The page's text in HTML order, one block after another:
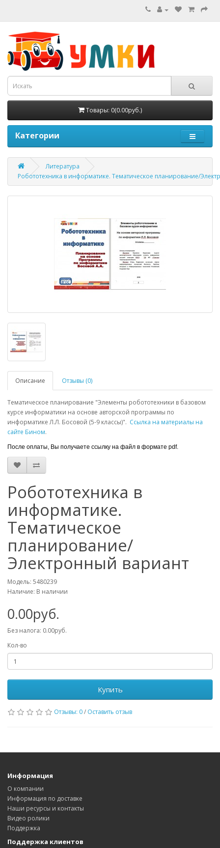
Товары: 0(0.00руб.)
Категории
Литература
Робототехника в информатике. Тематическое планирование/
Описание Отзывы (0)
Тематическое планирование "Элементы робототехники в базовом
курсе информатики на основе авторской программы по
информатике Л.Л. Босовой (5-9 классы)". Ссылка на материалы на
сайте Бином.
После оплаты, Вы получаете ссылку на файл в формате pdf.
Робототехника в
информатике.
Тематическое
планирование/
Электронный вариант
Модель: 5480239
Наличие: В наличии
0.00руб.
Без налога: 0.00руб.
Кол-во
Купить
Отзывы: 0/ Оставить отзыв
Информация
О компании
Информация по доставке
Наши ресурсы и контакты
Видео ролики
Поддержка
Поддержка клиентов